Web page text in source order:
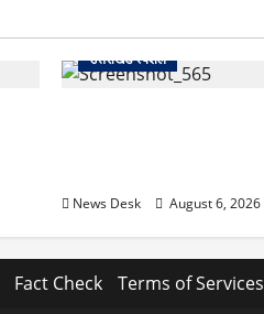
उत्तराखंड स्पेशल
News Desk August 6, 2026
Fact Check Terms of Services